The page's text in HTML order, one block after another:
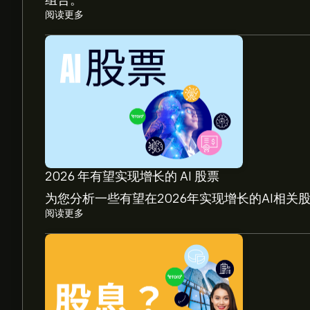
阅读更多
2026 年有望实现增长的 AI 股票
为您分析一些有望在2026年实现增长的AI相关股
阅读更多
SSH1V.HE 现价为‎€‎1.716。